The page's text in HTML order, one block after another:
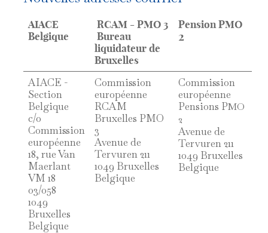
AIACE
Belgique
RCAM - PMO 3
Bureau
liquidateur de
Bruxelles
Pension PMO
2
AIACE -
Section
Belgique
c/o
Commission
européenne
18, rue Van
Maerlant
VM 18
03/058
1049
Bruxelles
Belgique
Commission
européenne
RCAM
Bruxelles PMO
3
Avenue de
Tervuren 211
1049 Bruxelles
Belgique
Commission
européenne
Pensions PMO
2
Avenue de
Tervuren 211
1049 Bruxelles
Belgique